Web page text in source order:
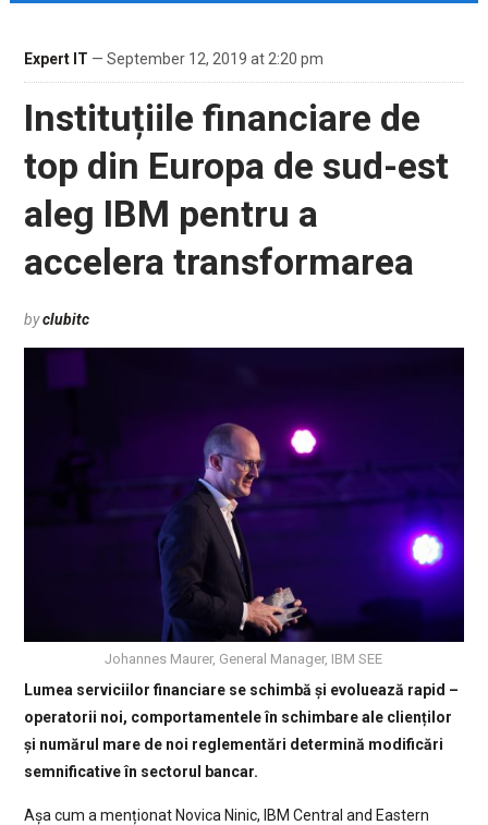
Expert IT — September 12, 2019 at 2:20 pm
Instituțiile financiare de
top din Europa de sud-est
aleg IBM pentru a
accelera transformarea
byclubitc
Johannes Maurer, General Manager, IBM SEE
Lumea serviciilor financiare se schimbă și evoluează rapid –
operatorii noi, comportamentele în schimbare ale clienților
și numărul mare de noi reglementări determină modificări
semnificative în sectorul bancar.
Așa cum a menționat Novica Ninic, IBM Central and Eastern